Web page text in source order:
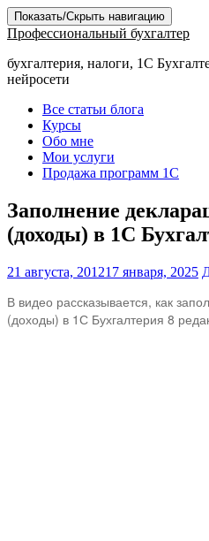
Показать/Скрыть навигацию
Профессиональный бухгалтер
бухгалтерия, налоги, 1С
нейросети
Все статьи блога
Курсы
Обо мне
Мои услуги
Продажа программ 1С
Заполнение
(доходы) в 1С
21 августа, 201217 января, 2025
В видео рассказывается, как
(доходы) в 1С Бухгалтерия 8